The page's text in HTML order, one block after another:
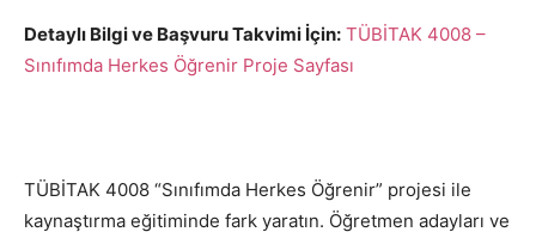
Detaylı Bilgi ve Başvuru Takvimi İçin: TÜBİTAK 4008 –
Sınıfımda Herkes Öğrenir Proje Sayfası
TÜBİTAK 4008 “Sınıfımda Herkes Öğrenir” projesi ile
kaynaştırma eğitiminde fark yaratın. Öğretmen adayları ve